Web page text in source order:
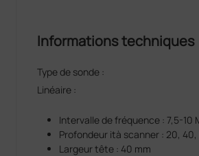
Informations techniques
Type de sonde :
Linéaire :
Intervalle de fréquence : 7,5-10
Profondeur ità scanner : 20,
Largeur tête : 40 mm